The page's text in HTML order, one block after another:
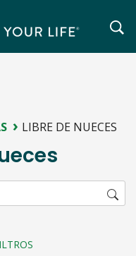
› LIBRE DE NUECES